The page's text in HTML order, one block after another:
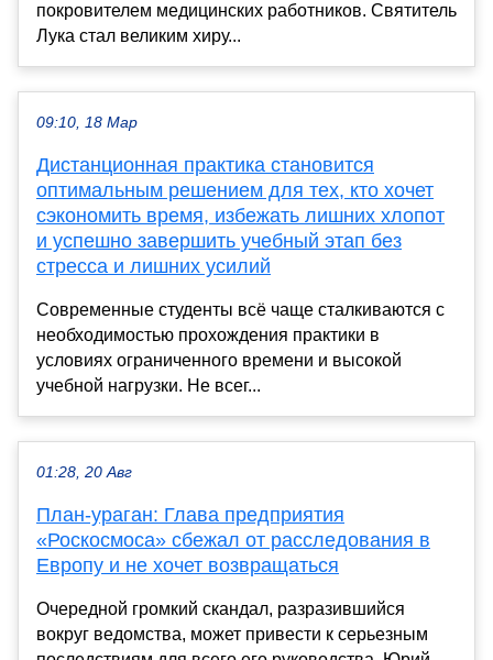
покровителем медицинских работников. Святитель
Лука стал великим хиру...
09:10, 18 Мар
Дистанционная практика становится
оптимальным решением для тех, кто хочет
сэкономить время, избежать лишних хлопот
и успешно завершить учебный этап без
стресса и лишних усилий
Современные студенты всё чаще сталкиваются с
необходимостью прохождения практики в
условиях ограниченного времени и высокой
учебной нагрузки. Не всег...
01:28, 20 Авг
План-ураган: Глава предприятия
«Роскосмоса» сбежал от расследования в
Европу и не хочет возвращаться
Очередной громкий скандал, разразившийся
вокруг ведомства, может привести к серьезным